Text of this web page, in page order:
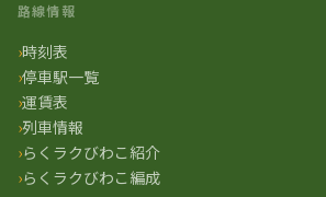
路線情報
時刻表
停車駅一覧
運賃表
列車情報
らくラクびわこ紹介
らくラクびわこ編成